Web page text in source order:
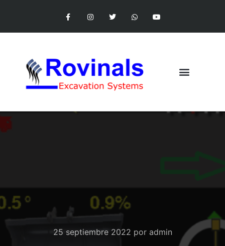
25 septiembre 2022 por admin